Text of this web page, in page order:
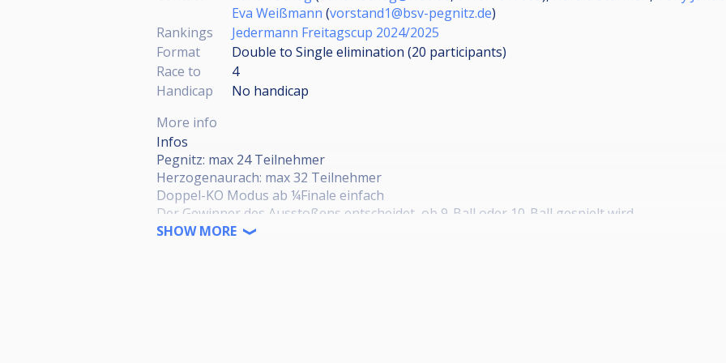
Eva Weißmann (vorstand1@bsv-pegnitz.de)
Rankings
Jedermann Freitagscup 2024/2025
Format
Double to Single elimination (20 participants)
Race to
4
Handicap
No handicap
More info
Infos
Pegnitz: max 24 Teilnehmer
Herzogenaurach: max 32 Teilnehmer
Doppel-KO Modus ab ¼Finale einfach
Der Gewinner des Ausstoßens entscheidet, ob 9-Ball oder 10-Ball gespielt wird
Ausspielziel Race to 4
SHOW MORE